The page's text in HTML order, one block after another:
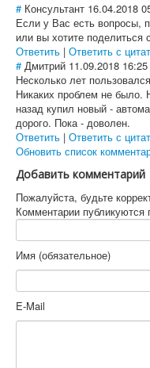
# Консультант 16.04.2018
Если у Вас есть вопросы,
или вы хотите
Ответить | Ответить с
# Дмитрий 11.09.2018 16:25
Несколько лет
Никаких проблем не было.
назад купил новый -
дорого. Пока - доволен.
Ответить | Ответить с
Обновить список
Добавить комментарий
Пожалуйста, будьте
Комментарии публикуются
Имя (обязательное)
E-Mail